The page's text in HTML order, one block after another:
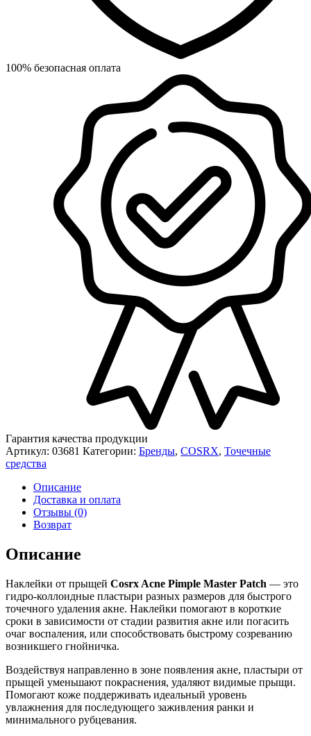
100% безопасная оплата
Гарантия качества продукции
Артикул: 03681 Категории: Бренды, COSRX, Точечные
средства
Описание
Доставка и оплата
Отзывы (0)
Возврат
Описание
Наклейки от прыщей Cosrx Acne Pimple Master Patch — это
гидро-коллоидные пластыри разных размеров для быстрого
точечного удаления акне. Наклейки помогают в короткие
сроки в зависимости от стадии развития акне или погасить
очаг воспаления, или способствовать быстрому созреванию
возникшего гнойничка.
Воздействуя направленно в зоне появления акне, пластыри от
прыщей уменьшают покраснения, удаляют видимые прыщи.
Помогают коже поддерживать идеальный уровень
увлажнения для последующего заживления ранки и
минимального рубцевания.